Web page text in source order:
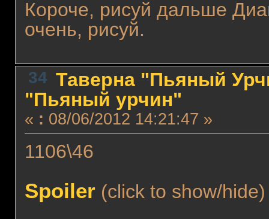
Короче, рисуй дальше
очень, рисуй.
34 Таверна "Пьяный
"Пьяный урчин"
« : 08/06/2012 14:21:47 »
1106\46
Spoiler (click to show/hide)